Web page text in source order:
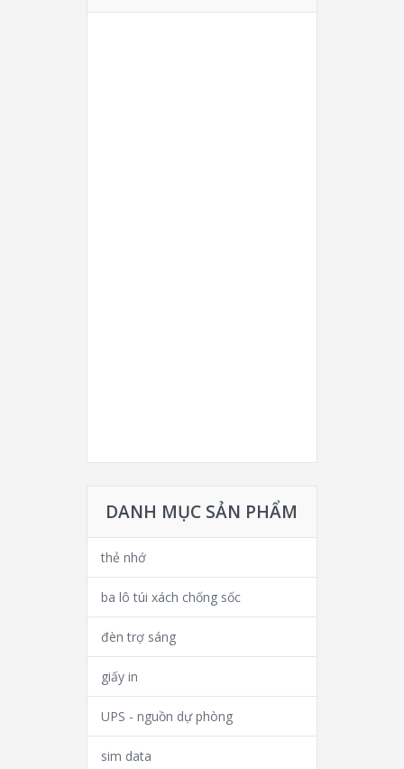
DANH MỤC SẢN PHẨM
thẻ nhớ
ba lô túi xách chống sốc
đèn trợ sáng
giấy in
UPS - nguồn dự phòng
sim data